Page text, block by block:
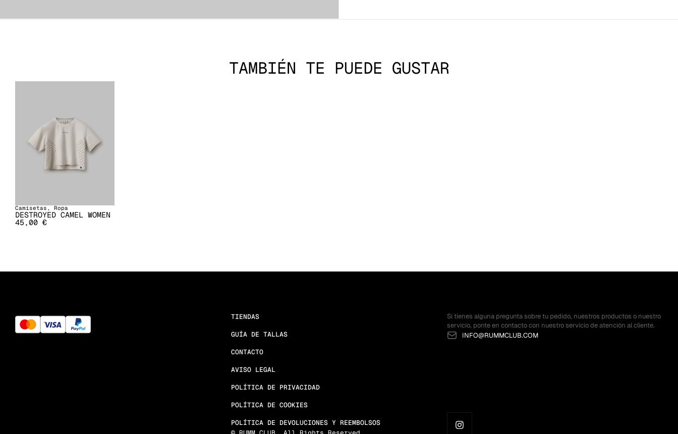
TAMBIÉN TE PUEDE GUSTAR
Camisetas , Ropa
DESTROYED CAMEL WOMEN
45,00 €
TIENDAS
GUÍA DE TALLAS
CONTACTO
AVISO LEGAL
POLÍTICA DE PRIVACIDAD
POLÍTICA DE COOKIES
POLÍTICA DE DEVOLUCIONES Y REEMBOLSOS
Si tienes alguna pregunta sobre tu pedido, nuestros productos o nuestro
servicio, ponte en contacto con nuestro servicio de atención al cliente.
INFO@RUMMCLUB.COM